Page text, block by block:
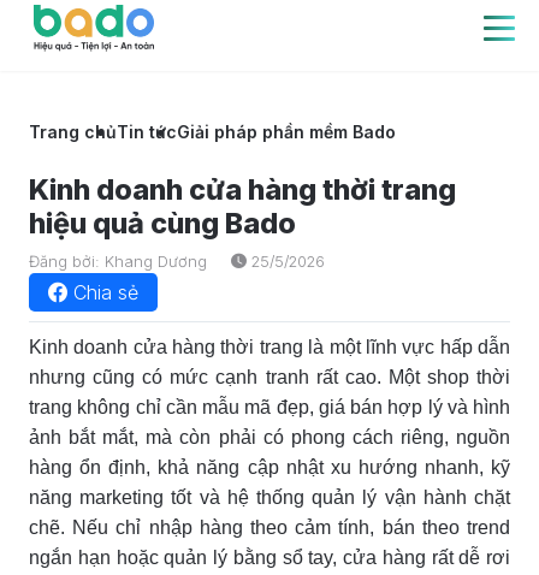
Trang chủTin tứcGiải pháp phần mềm Bado
Kinh doanh cửa hàng thời trang
hiệu quả cùng Bado
Đăng bởi: Khang Dương 25/5/2026
Chia sẻ
Kinh doanh cửa hàng thời trang là một lĩnh vực hấp dẫn
nhưng cũng có mức cạnh tranh rất cao. Một shop thời
trang không chỉ cần mẫu mã đẹp, giá bán hợp lý và hình
ảnh bắt mắt, mà còn phải có phong cách riêng, nguồn
hàng ổn định, khả năng cập nhật xu hướng nhanh, kỹ
năng marketing tốt và hệ thống quản lý vận hành chặt
chẽ. Nếu chỉ nhập hàng theo cảm tính, bán theo trend
ngắn hạn hoặc quản lý bằng sổ tay, cửa hàng rất dễ rơi